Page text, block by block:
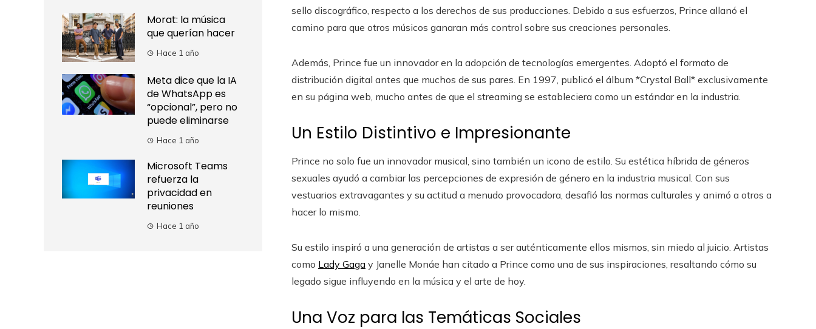
sello discográfico, respecto a los derechos de sus producciones. Debido a sus esfuerzos, Prince allanó el
camino para que otros músicos ganaran más control sobre sus creaciones personales.
Además, Prince fue un innovador en la adopción de tecnologías emergentes. Adoptó el formato de
distribución digital antes que muchos de sus pares. En 1997, publicó el álbum *Crystal Ball* exclusivamente
en su página web, mucho antes de que el streaming se estableciera como un estándar en la industria.
Un Estilo Distintivo e Impresionante
Prince no solo fue un innovador musical, sino también un icono de estilo. Su estética híbrida de géneros
sexuales ayudó a cambiar las percepciones de expresión de género en la industria musical. Con sus
vestuarios extravagantes y su actitud a menudo provocadora, desafió las normas culturales y animó a otros a
hacer lo mismo.
Su estilo inspiró a una generación de artistas a ser auténticamente ellos mismos, sin miedo al juicio. Artistas
como Lady Gaga y Janelle Monáe han citado a Prince como una de sus inspiraciones, resaltando cómo su
legado sigue influyendo en la música y el arte de hoy.
Una Voz para las Temáticas Sociales
Morat: la música
que querían hacer
Hace 1 año
Meta dice que la IA
de WhatsApp es
“opcional”, pero no
puede eliminarse
Hace 1 año
Microsoft Teams
refuerza la
privacidad en
reuniones
Hace 1 año